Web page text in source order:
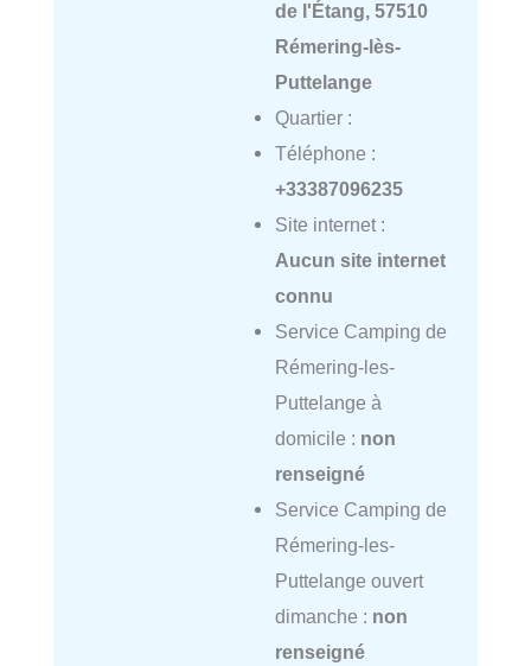
de l'Étang, 57510
Rémering-lès-
Puttelange
Quartier :
Téléphone :
+33387096235
Site internet :
Aucun site internet
connu
Service Camping de
Rémering-les-
Puttelange à
domicile : non
renseigné
Service Camping de
Rémering-les-
Puttelange ouvert
dimanche : non
renseigné